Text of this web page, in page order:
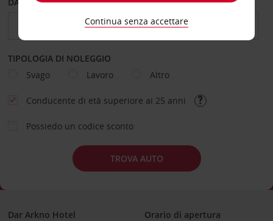
TIPOLOGIA DI NOLEGGIO
Svago
Lavoro Altro
Conducente di età superiore ai 25 anni
Possiedo un codice sconto
TROVA AUTO
Dar Arkno Hotel
Orario di apertura
Continua senza accettare